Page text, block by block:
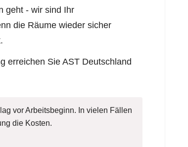
geht - wir sind Ihr
die Räume wieder sicher
erreichen Sie AST Deutschland
vor Arbeitsbeginn. In vielen Fällen
die Kosten.